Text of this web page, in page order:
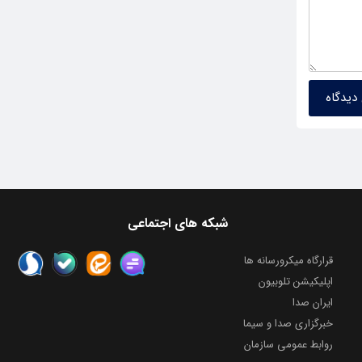
شبکه های اجتماعی
قرارگاه میکرورسانه ها
اپلیکیشن تلوبیون
ایران صدا
خبرگزاری صدا و سیما
روابط عمومی سازمان